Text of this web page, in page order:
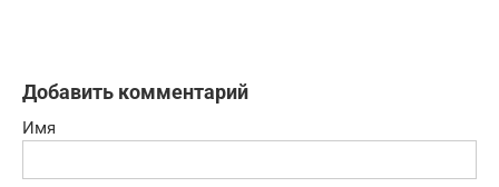
Добавить комментарий
Имя